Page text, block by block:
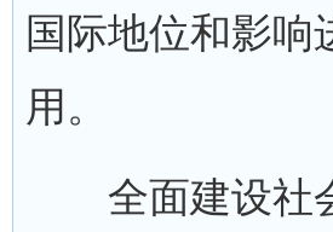
国际地位和影响
用。
全面建设社会